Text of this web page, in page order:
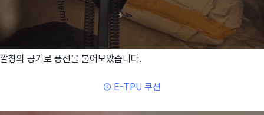
깔창의 공기로 풍선을 불어보았습니다.
② E-TPU 쿠션